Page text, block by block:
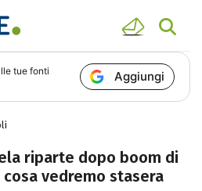
tue fonti
Aggiungi
riparte dopo boom di
vedremo stasera